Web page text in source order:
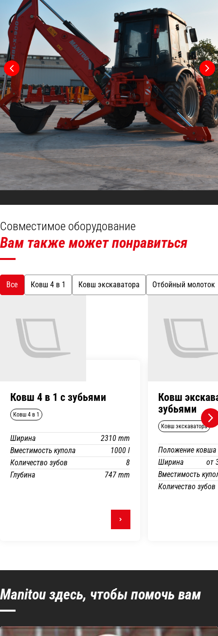
спереди / сзади
16.9 x 28-12PR
Дополнительные передние
шины (опция) / задние шины
(опция)
9 x 16 - 16 PR
/ 14 x 25 - 20
PR
Дорожный просвет
280 mm
Совместимое оборудование
Вам также может понравиться
Все Ковш 4 в 1 Ковш экскаватора Отбойный молоток
Ковш 4 в 1 с зубьями
Ковш 4 в 1
Ширина
2310 mm
Вместимость купола
1000 l
Количество зубов
8
Глубина
747 mm
Ковш
зубьями
Ковш экскаватора
Положение ковша
Ширина
от
Вместимость
Количество зубов
Manitou здесь, чтобы помочь вам